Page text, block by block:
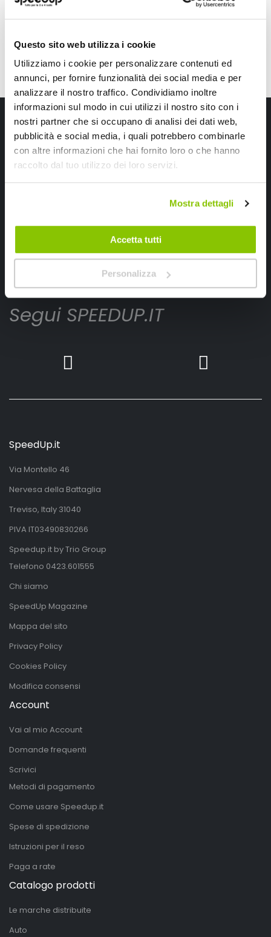
Questo sito web utilizza i cookie
Utilizziamo i cookie per personalizzare contenuti ed
annunci, per fornire funzionalità dei social media e per
analizzare il nostro traffico. Condividiamo inoltre
informazioni sul modo in cui utilizzi il nostro sito con i
nostri partner che si occupano di analisi dei dati web,
pubblicità e social media, i quali potrebbero combinarle
con altre informazioni che hai fornito loro o che hanno
raccolto dal tuo utilizzo dei loro servizi.
Mostra dettagli
Accetta tutti
Personalizza
Iscriviti alla newsletter Speedup
Ricevi subito uno sconto del 10% per il tuo primo acquisto online!
Ho letto e accettato il documento
Iscrivimi
Segui SPEEDUP.IT
SpeedUp.it
Via Montello 46
Nervesa della Battaglia
Treviso, Italy 31040
PIVA IT03490830266
Speedup.it by Trio Group
Telefono 0423.601555
Chi siamo
SpeedUp Magazine
Mappa del sito
Privacy Policy
Cookies Policy
Modifica consensi
Account
Vai al mio Account
Domande frequenti
Scrivici
Metodi di pagamento
Come usare Speedup.it
Spese di spedizione
Istruzioni per il reso
Paga a rate
Catalogo prodotti
Le marche distribuite
Auto